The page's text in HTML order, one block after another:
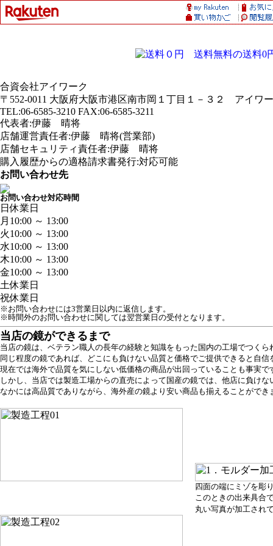
合資会社アイワーク
〒552-0011 大阪府大阪市港区南市岡１丁目１－３２ アイワ
TEL:06-6585-3210 FAX:06-6585-3211
代表者:伊藤 晴将
店舗運営責任者:伊藤 晴将(営業部)
店舗セキュリティ責任者:伊藤 晴将
購入履歴からの適格請求書発行:対応可能
お問い合わせ先
お問い合わせ対応時間
日休業日
月 10:00 ～ 13:00
火10:00 ～ 13:00
水10:00 ～ 13:00
木10:00 ～ 13:00
金10:00 ～ 13:00
土休業日
祝休業日
※お問い合わせには3営業日以内に返信します。
※時間外のお問い合わせに関しては翌営業日の受付となります。
当店の鏡ができるまで
当店の鏡は、ベテラン職人の長年の経験と知識をもった国内の工場でつくら
同じ程度の鏡であれば、どこにも負けない品質と価格でご提供できると自信
現在では海外で品質を気にしない低価格の商品が出回っていることも事実で
しかし、当店では製造工場からの直売によって国産の鏡では、他店に負け
なかには高品質でありながら、海外産の鏡より安い商品も揃えることができ
四面の端にミゾを彫
このときの出来具合
丸い写真が加工され